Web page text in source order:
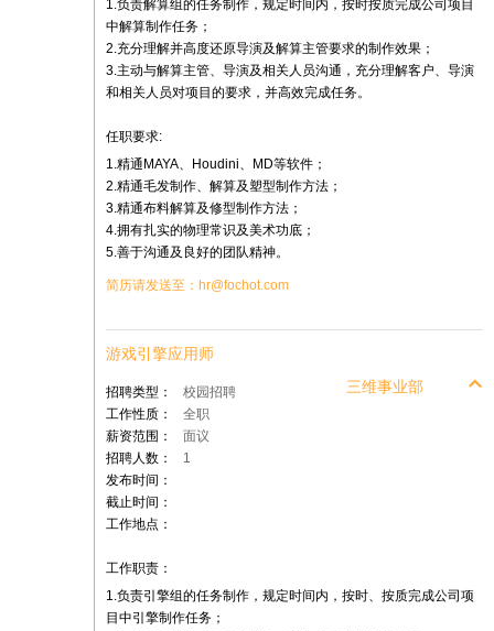
1.负责解算组的任务制作，规定时间内，按时按质完成公司项目
中解算制作任务；
2.充分理解并高度还原导演及解算主管要求的制作效果；
3.主动与解算主管、导演及相关人员沟通，充分理解客户、导演
和相关人员对项目的要求，并高效完成任务。
任职要求:
1.精通MAYA、Houdini、MD等软件；
2.精通毛发制作、解算及塑型制作方法；
3.精通布料解算及修型制作方法；
4.拥有扎实的物理常识及美术功底；
5.善于沟通及良好的团队精神。
简历请发送至：hr@fochot.com
游戏引擎应用师
三维事业部
招聘类型：
校园招聘
工作性质：
全职
薪资范围：
面议
招聘人数：
1
发布时间：
截止时间：
工作地点：
工作职责：
1.负责引擎组的任务制作，规定时间内，按时、按质完成公司项
目中引擎制作任务；